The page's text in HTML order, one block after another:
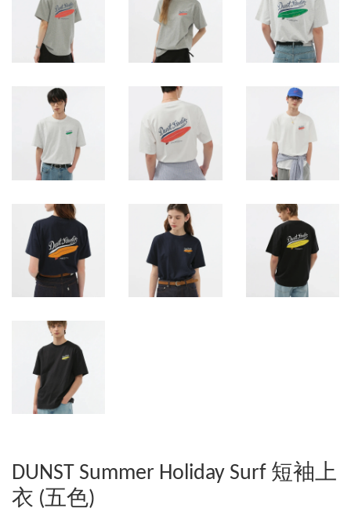
DUNST Summer Holiday Surf 短袖上
衣 (五色)